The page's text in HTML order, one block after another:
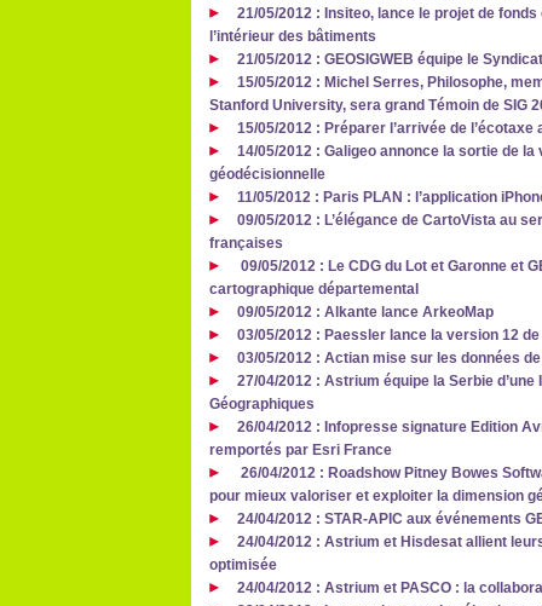
21/05/2012 : Insiteo, lance le projet de
l’intérieur des bâtiments
21/05/2012 : GEOSIGWEB équipe le
15/05/2012 : Michel Serres, Philosophe,
Stanford University, sera grand Témoin de SIG
15/05/2012 : Préparer l’arrivée de
14/05/2012 : Galigeo annonce la sortie de
géodécisionnelle
11/05/2012 : Paris PLAN : l’application
09/05/2012 : L’élégance de CartoVista au
françaises
09/05/2012 : Le CDG du Lot et Garonne et
cartographique départemental
09/05/2012 : Alkante lance ArkeoMap
03/05/2012 : Paessler lance la version 12
03/05/2012 : Actian mise sur les données
27/04/2012 : Astrium équipe la Serbie
Géographiques
26/04/2012 : Infopresse signature Edition
remportés par Esri France
26/04/2012 : Roadshow Pitney Bowes
pour mieux valoriser et exploiter la dimension
24/04/2012 : STAR-APIC aux événements
24/04/2012 : Astrium et Hisdesat allient
optimisée
24/04/2012 : Astrium et PASCO : la